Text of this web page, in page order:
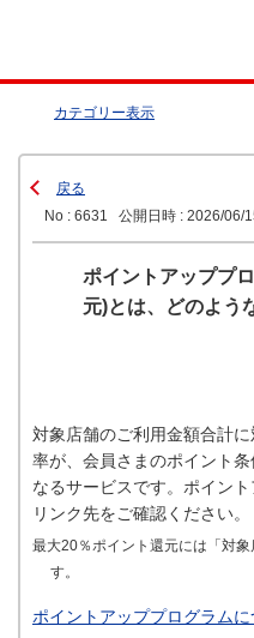
カテゴリー表示
戻る
No : 6631
公開日時 : 2026/06/
ポイントアッププ
元)とは、どのよう
対象店舗のご利用金額合計
率が、会員さまのポイント
なるサービスです。ポイン
リンク先をご確認ください。
最大20％ポイント還元には「対
す。
ポイントアッププログラム